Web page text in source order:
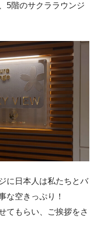
5階のサクララウンジ
に日本人は私たちとバ
な空きっぷり！
てもらい、ご挨拶をさ